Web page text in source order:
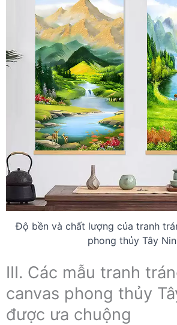
Độ bền và chất lượng của tranh
phong thủy Tây
III. Các mẫu tranh
canvas phong thủy
được ưa chuộng